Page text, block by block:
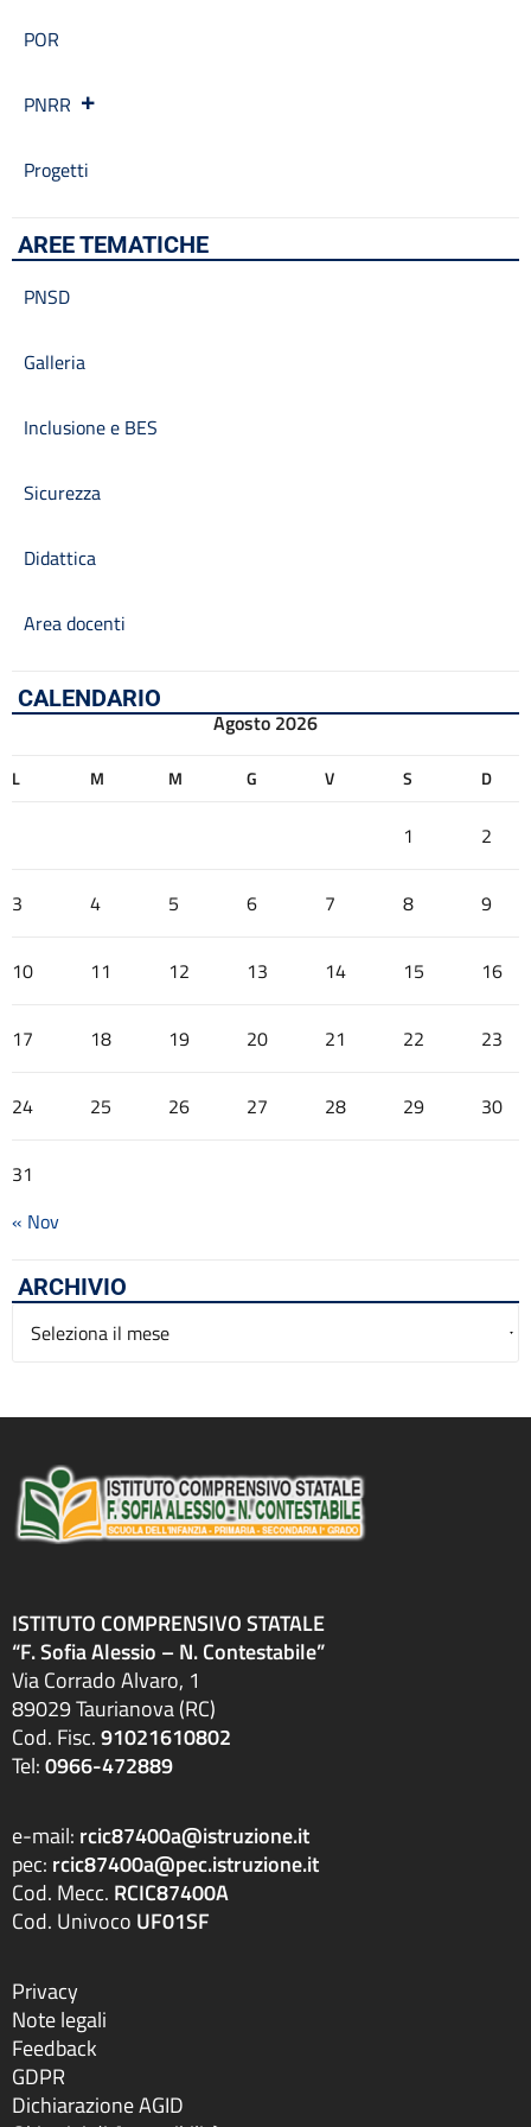
POR
PNRR
Progetti
AREE TEMATICHE
PNSD
Galleria
Inclusione e BES
Sicurezza
Didattica
Area docenti
CALENDARIO
Agosto 2026
L M M G V S D
1 2
3 4 5 6 7 8 9
10 11 12 13 14 15 16
17 18 19 20 21 22 23
24 25 26 27 28 29 30
31
« Nov
ARCHIVIO
Archivio
ISTITUTO COMPRENSIVO STATALE
“F. Sofia Alessio – N. Contestabile”
Via Corrado Alvaro, 1
89029 Taurianova (RC)
Cod. Fisc.91021610802
Tel:0966-472889
e-mail: rcic87400a@istruzione.it
pec: rcic87400a@pec.istruzione.it
Cod. Mecc. RCIC87400A
Cod. Univoco UF01SF
Privacy
Note legali
Feedback
GDPR
Dichiarazione AGID